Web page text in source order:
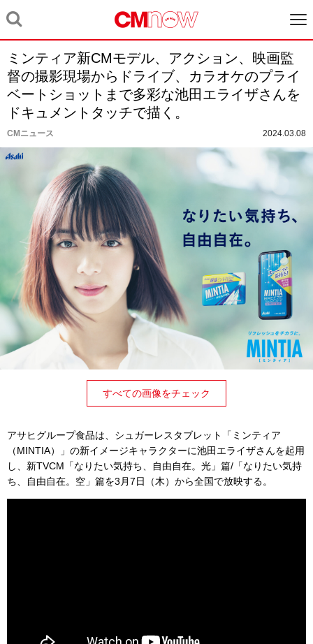
ミンティア新CMモデル、アクション、映画監
督の撮影現場からドライブ、カラオケのプライ
ベートショットまで多彩な池田エライザさんを
ドキュメントタッチで描く。
CMニュース 2024.03.08
すべての画像をチェック
アサヒグループ食品は、シュガーレスタブレット「ミンティア
（MINTIA）」の新イメージキャラクターに池田エライザさんを起用
し、新TVCM「なりたい気持ち、自由自在。光」 篇/「なりたい気持
ち、自由自在。空」篇を3月7日（木）から全国で放映する。